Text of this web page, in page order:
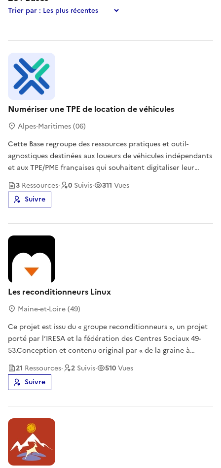
Trier par :
Numériser une TPE de location de véhicules
Cette Base regroupe des ressources pratiques et outil-
agnostiques destinées aux loueurs de véhicules indépendants
et aux TPE/PME françaises qui souhaitent digitaliser leur
activité, de la réservation à la facturation.On y trouve :- un
guide de numérisation pas à pas (cartographie du cycle de
locatio
Alpes-Maritimes (06)
3 Ressources· 0 Suivis· 311 Vues
Suivre
Les reconditionneurs Linux
Ce projet est issu du « groupe reconditionneurs », un projet
porté par l’IRESA et la fédération des Centres Sociaux 49-
53.Conception et contenu original par « de la graine à
l'humus ».Plus de fiches en licence CC0 sur le site www.ordi-
circulaire.org
Maine-et-Loire (49)
21 Ressources· 2 Suivis· 510Vues
Suivre